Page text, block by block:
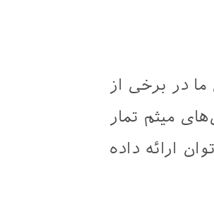
در برخی از
میثم تمار
ارائه داده